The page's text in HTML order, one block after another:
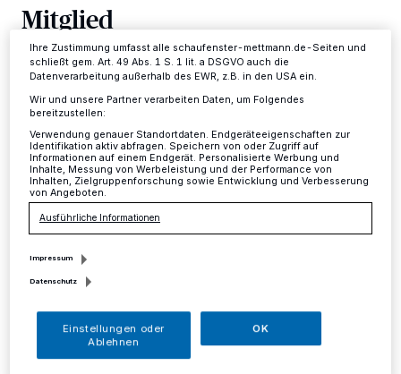
Mitglied
Mettmann·Die Pflanzaktion für die neue Obstwiese im
Comberg-Park im April gab den Ausschlag: Ulrike
Krüger wohnt schön länger in Metzkausen. Jetzt ist sie
zusammen mit ihrem Lebensgefährten Cedomir Nikolic
dem Bürgerverein beigetreten, weil ihr der Comberg-
Park am Herzen liegt und sie das Engagement des
Bürgervereins Metzkausen weiter unterstützen möchte.
Ihre Einstellungen gelten innerhalb unseres Website. Weitere
Informationen finden Sie in unserer Datenschutzerklärung.
Ihre Zustimmung umfasst alle schaufenster-mettmann.de-Seiten und
schließt gem. Art. 49 Abs. 1 S. 1 lit. a DSGVO auch die
Datenverarbeitung außerhalb des EWR, z.B. in den USA ein.
Wir und unsere Partner verarbeiten Daten, um Folgendes
bereitzustellen:
Verwendung genauer Standortdaten. Endgeräteeigenschaften zur
Identifikation aktiv abfragen. Speichern von oder Zugriff auf
Informationen auf einem Endgerät. Personalisierte Werbung und
Inhalte, Messung von Werbeleistung und der Performance von
Inhalten, Zielgruppenforschung sowie Entwicklung und Verbesserung
von Angeboten.
Ausführliche Informationen
Impressum
Datenschutz
Einstellungen oder
Ablehnen
OK